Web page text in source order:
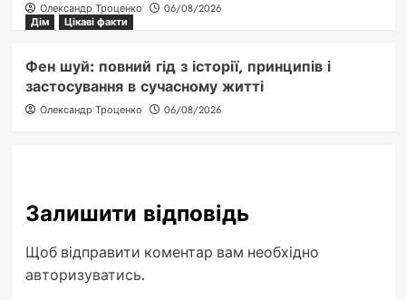
Олександр Троценко
06/08/2026
Дім
Цікаві факти
Фен шуй: повний гід з історії, принципів і
застосування в сучасному житті
Олександр Троценко 06/08/2026
Залишити відповідь
Щоб відправити коментар вам необхідно
авторизуватись.